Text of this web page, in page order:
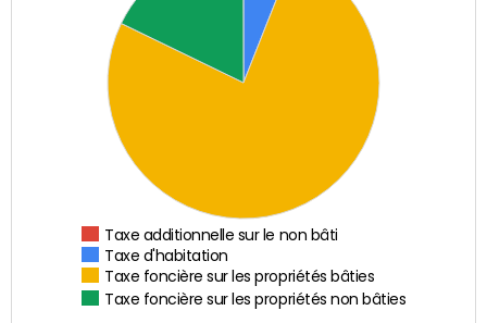
Taxe additionnelle sur le non bâti
Taxe d'habitation
Taxe foncière sur les propriétés bâties
Taxe foncière sur les propriétés non bâties